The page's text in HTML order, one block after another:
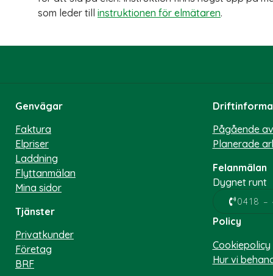
som leder till instruktionen för elmätaren.
Genvägar
Faktura
Elpriser
Laddning
Flyttanmälan
Mina sidor
Tjänster
Privatkunder
Företag
BRF
Pågående
Planerade
Felanmälan
Dygnet runt
0418 –
Policy
Cookiepolicy
Hur vi